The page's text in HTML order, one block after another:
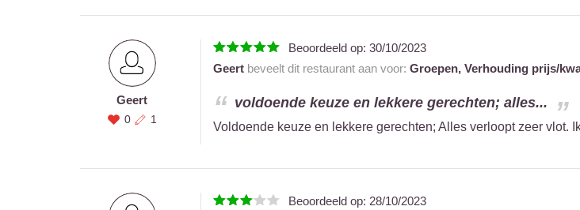
Geert
0 1
Beoordeeld op: 30/10/2023
Geertbeveelt dit restaurant aan voor: Groepen, Verhouding prijs/
voldoende keuze en lekkere gerechten; alles...
Voldoende keuze en lekkere gerechten; Alles verloopt zeer vlot.
Beoordeeld op: 28/10/2023